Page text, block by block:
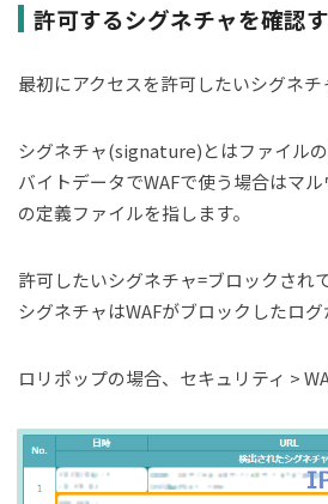
許可するシグネチャを確認
最初にアクセスを許可したいシグネチ
シグネチャ(signature)とはファイル
バイトデータでWAFで使う場合はマ
の定義ファイルを指します。
許可したいシグネチャ=ブロックされ
シグネチャはWAFがブロックしたログ
ロリポップの場合、セキュリティ >